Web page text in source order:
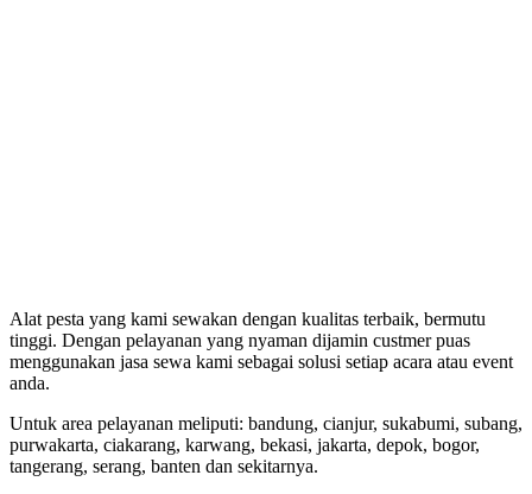
Alat pesta yang kami sewakan dengan kualitas terbaik, bermutu
tinggi. Dengan pelayanan yang nyaman dijamin custmer puas
menggunakan jasa sewa kami sebagai solusi setiap acara atau event
anda.
Untuk area pelayanan meliputi: bandung, cianjur, sukabumi, subang,
purwakarta, ciakarang, karwang, bekasi, jakarta, depok, bogor,
tangerang, serang, banten dan sekitarnya.